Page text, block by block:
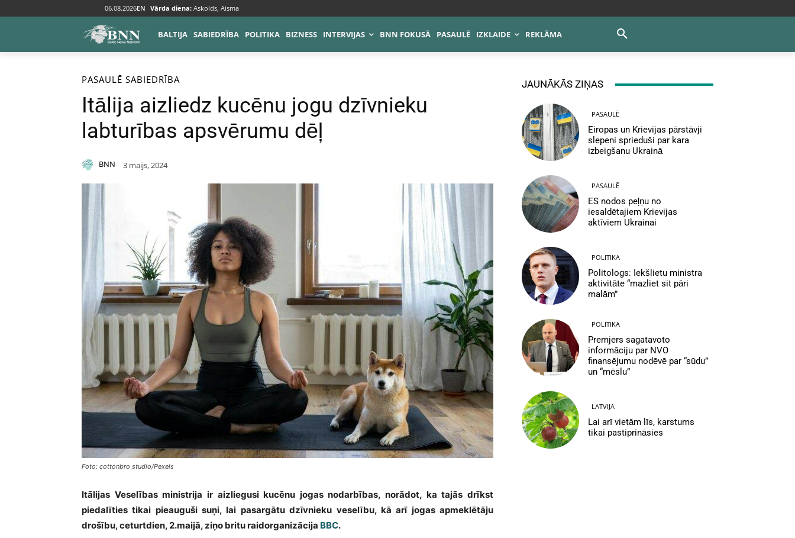
06.08.2026EN Vārda diena: Askolds, Aisma
BALTIJA SABIEDRĪBA POLITIKA BIZNESS INTERVIJAS BNN FOKUSĀ PASAULĒ IZKLAIDE REKLĀMA
Sākums Pasaulē
PASAULĒ SABIEDRĪBA
Itālija aizliedz kucēnu jogu dzīvnieku
labturības apsvērumu dēļ
BNN 3 maijs, 2024
Foto: cottonbro studio/Pexels
Itālijas Veselības ministrija ir aizliegusi kucēnu jogas nodarbības, norādot, ka tajās drīkst
piedalīties tikai pieauguši suņi, lai pasargātu dzīvnieku veselību, kā arī jogas apmeklētāju
drošību, ceturtdien, 2.maijā, ziņo britu raidorganizācija BBC.
JAUNĀKĀS ZIŅAS
PASAULĒ
Eiropas un Krievijas pārstāvji
slepeni sprieduši par kara
izbeigšanu Ukrainā
PASAULĒ
ES nodos peļņu no
iesaldētajiem Krievijas
aktīviem Ukrainai
POLITIKA
Politologs: Iekšlietu ministra
aktivitāte “mazliet sit pāri
malām”
POLITIKA
Premjers sagatavoto
informāciju par NVO
finansējumu nodēvē par “sūdu”
un “mēslu”
LATVIJA
Lai arī vietām līs, karstums
tikai pastiprināsies